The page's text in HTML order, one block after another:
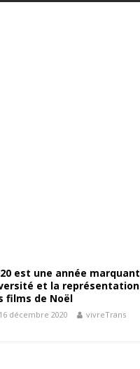
est une année
et la représentation
films de Noël
16 décembre 2020 vivreTrans